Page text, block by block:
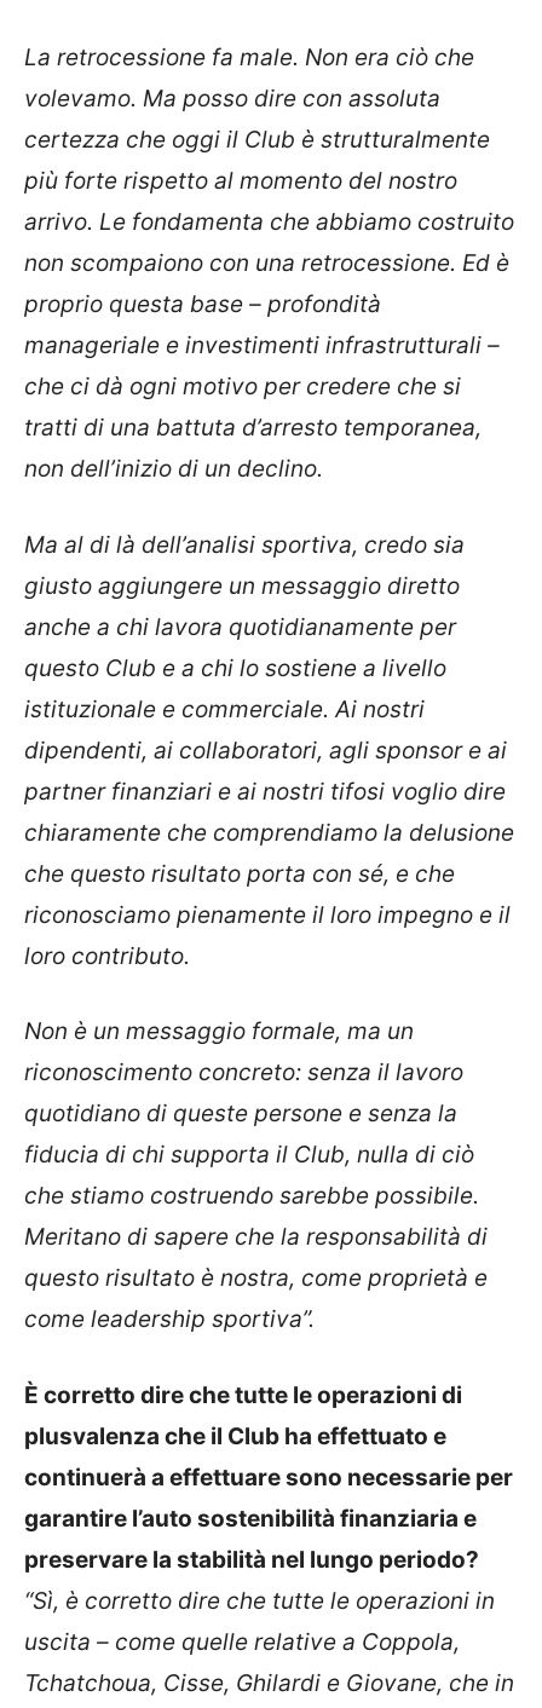
La retrocessione fa male. Non era ciò che
volevamo. Ma posso dire con assoluta
certezza che oggi il Club è strutturalmente
più forte rispetto al momento del nostro
arrivo. Le fondamenta che abbiamo costruito
non scompaiono con una retrocessione. Ed è
proprio questa base – profondità
manageriale e investimenti infrastrutturali –
che ci dà ogni motivo per credere che si
tratti di una battuta d’arresto temporanea,
non dell’inizio di un declino.
Ma al di là dell’analisi sportiva, credo sia
giusto aggiungere un messaggio diretto
anche a chi lavora quotidianamente per
questo Club e a chi lo sostiene a livello
istituzionale e commerciale. Ai nostri
dipendenti, ai collaboratori, agli sponsor e ai
partner finanziari e ai nostri tifosi voglio dire
chiaramente che comprendiamo la delusione
che questo risultato porta con sé, e che
riconosciamo pienamente il loro impegno e il
loro contributo.
Non è un messaggio formale, ma un
riconoscimento concreto: senza il lavoro
quotidiano di queste persone e senza la
fiducia di chi supporta il Club, nulla di ciò
che stiamo costruendo sarebbe possibile.
Meritano di sapere che la responsabilità di
questo risultato è nostra, come proprietà e
come leadership sportiva”.
È corretto dire che tutte le operazioni di
plusvalenza che il Club ha effettuato e
continuerà a effettuare sono necessarie per
garantire l’auto sostenibilità finanziaria e
preservare la stabilità nel lungo periodo?
“Sì, è corretto dire che tutte le operazioni in
uscita – come quelle relative a Coppola,
Tchatchoua, Cisse, Ghilardi e Giovane, che in